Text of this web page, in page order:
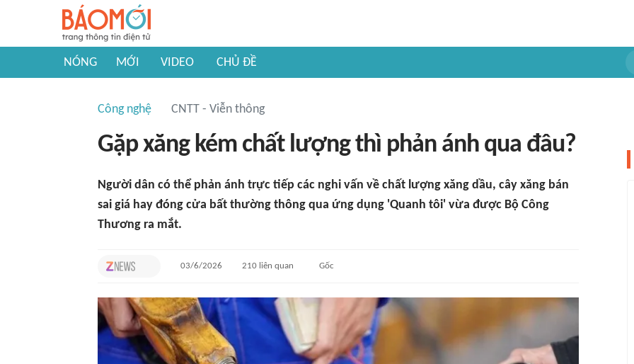
NÓNG MỚI VIDEO CHỦ ĐỀ
Công nghệ CNTT - Viễn thông
Gặp xăng kém chất lượng thì phản ánh qua đâu?
Người dân có thể phản ánh trực tiếp các nghi vấn về chất lượng xăng dầu, cây xăng bán
sai giá hay đóng cửa bất thường thông qua ứng dụng 'Quanh tôi' vừa được Bộ Công
Thương ra mắt.
03/6/2026 210 liên quan Gốc